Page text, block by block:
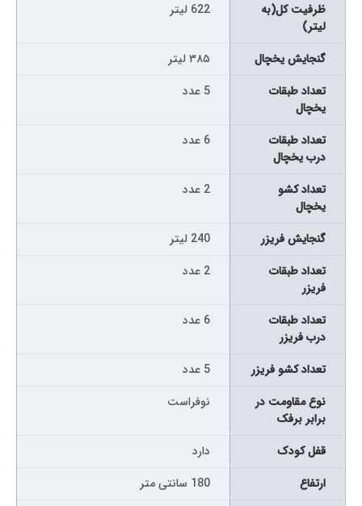
ظرفیت کل(به
لیتر)
622 لیتر
گنجایش یخچال
۳۸۵ لیتر
تعداد طبقات
یخچال
5 عدد
تعداد طبقات
درب یخچال
6 عدد
تعداد کشو
یخچال
2 عدد
گنجایش فریزر
240 لیتر
تعداد طبقات
فریزر
2 عدد
تعداد طبقات
درب فریزر
6 عدد
تعداد کشو فریزر
5 عدد
نوع مقاومت در
برابر برفک
نوفراست
قفل کودک
دارد
ارتفاع
180 سانتی متر